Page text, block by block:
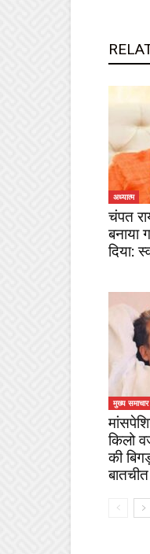
अध्यात्म
चंपत
बनाया
दिया:
मुख्य समाचार
किलो
की